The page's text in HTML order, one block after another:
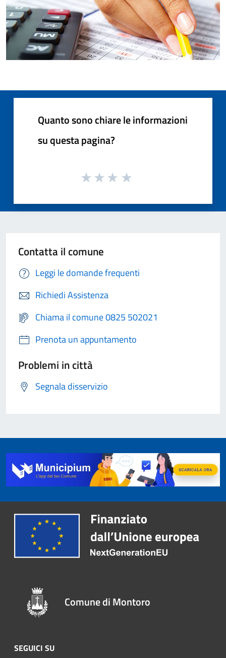
Quanto sono chiare le informazioni
su questa pagina?
Contatta il comune
Leggi le domande frequenti
Richiedi Assistenza
Chiama il comune 0825 502021
Prenota un appuntamento
Problemi in città
Segnala disservizio
Comune di Montoro
SEGUICI SU